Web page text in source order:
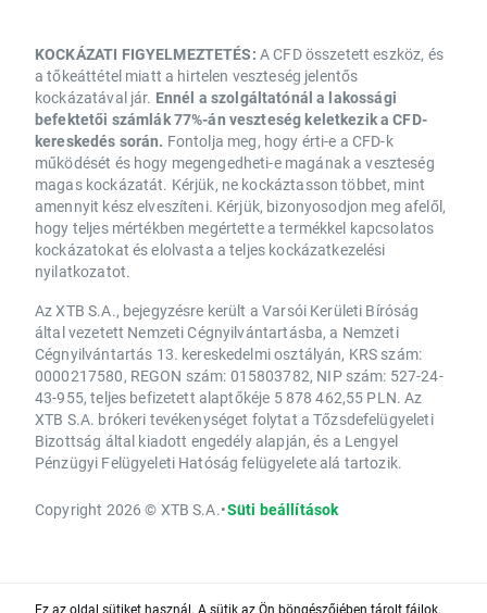
KOCKÁZATI FIGYELMEZTETÉS: A CFD összetett eszköz, és
a tőkeáttétel miatt a hirtelen veszteség jelentős
kockázatával jár. Ennél a szolgáltatónál a lakossági
befektetői számlák 77%-án veszteség keletkezik a CFD-
kereskedés során. Fontolja meg, hogy érti-e a CFD-k
működését és hogy megengedheti-e magának a veszteség
magas kockázatát. Kérjük, ne kockáztasson többet, mint
amennyit kész elveszíteni. Kérjük, bizonyosodjon meg afelől,
hogy teljes mértékben megértette a termékkel kapcsolatos
kockázatokat és elolvasta a teljes kockázatkezelési
nyilatkozatot.
Az XTB S.A., bejegyzésre került a Varsói Kerületi Bíróság
által vezetett Nemzeti Cégnyilvántartásba, a Nemzeti
Cégnyilvántartás 13. kereskedelmi osztályán, KRS szám:
0000217580, REGON szám: 015803782, NIP szám: 527-24-
43-955, teljes befizetett alaptőkéje 5 878 462,55 PLN. Az
XTB S.A. brókeri tevékenységet folytat a Tőzsdefelügyeleti
Bizottság által kiadott engedély alapján, és a Lengyel
Pénzügyi Felügyeleti Hatóság felügyelete alá tartozik.
Copyright 2026 © XTB S.A.•Süti beállítások
Ez az oldal sütiket használ. A sütik az Ön böngészőjében tárolt fájlok,